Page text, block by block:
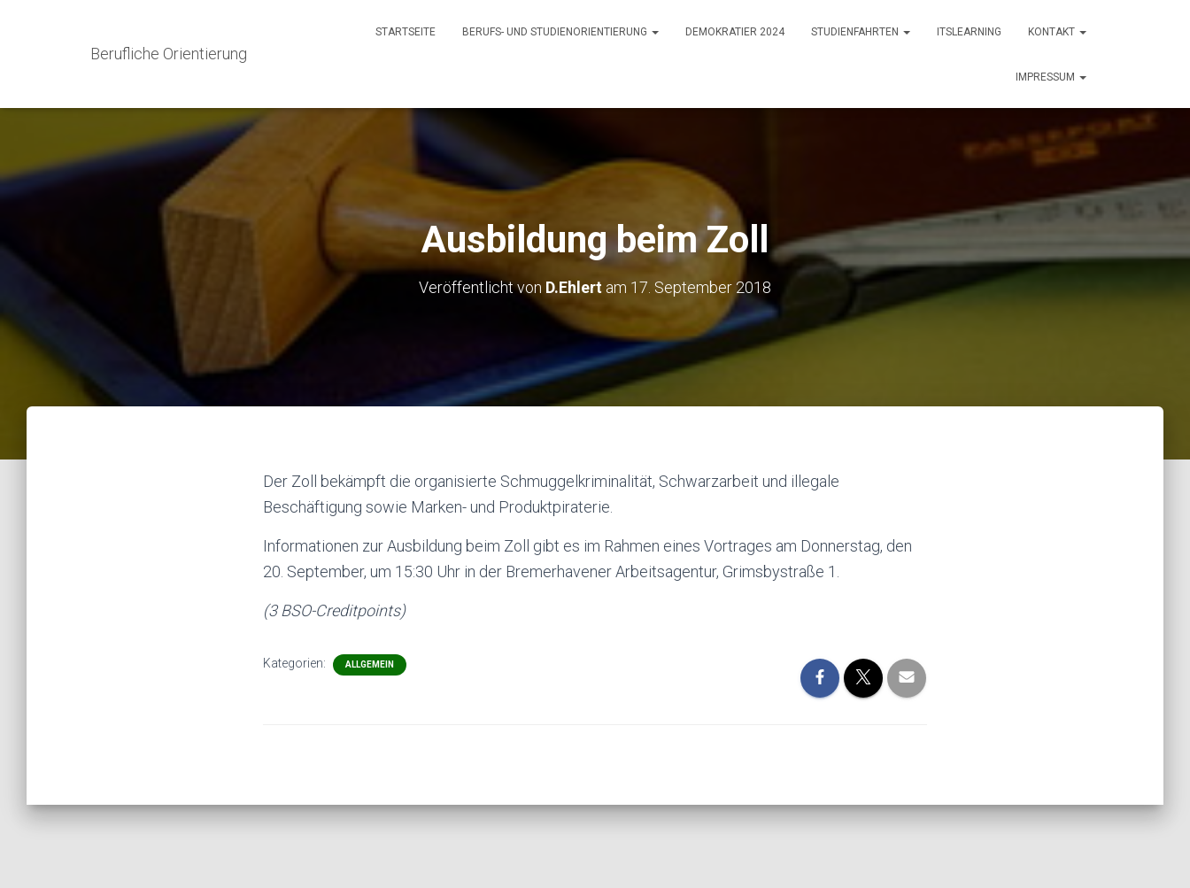
Berufliche Orientierung
STARTSEITE BERUFS- UND STUDIENORIENTIERUNG DEMOKRATIER 2024 STUDIENFAHRTEN ITSLEARNING KONTAKT
IMPRESSUM
Ausbildung beim Zoll
Veröffentlicht von D.Ehlert am 17. September 2018
Der Zoll bekämpft die organisierte Schmuggelkriminalität, Schwarzarbeit und illegale
Beschäftigung sowie Marken- und Produktpiraterie.
Informationen zur Ausbildung beim Zoll gibt es im Rahmen eines Vortrages am Donnerstag, den
20. September, um 15:30 Uhr in der Bremerhavener Arbeitsagentur, Grimsbystraße 1.
(3 BSO-Creditpoints)
Kategorien: ALLGEMEIN